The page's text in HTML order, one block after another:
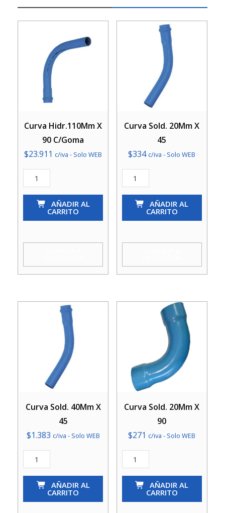
Curva Hidr.110Mm X
90 C/Goma
$23.911 c/iva - Solo WEB
Curva
Hidr.110Mm
cantidad
AÑADIR AL
CARRITO
Curva Sold. 20Mm X
45
$334 c/iva - Solo WEB
Curva
Sold.
20Mm
cantidad
AÑADIR AL
CARRITO
Curva Sold. 40Mm X
45
$1.383 c/iva - Solo WEB
Curva
Sold.
40Mm
AÑADIR AL
CARRITO
Curva Sold. 20Mm X
90
$271 c/iva - Solo WEB
Curva
Sold.
20Mm
AÑADIR AL
CARRITO